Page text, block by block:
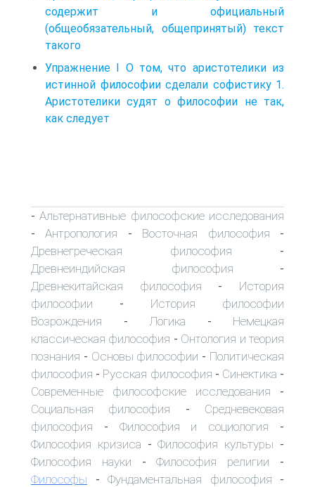
содержит и официальный
(общеобязательный, общепринятый) текст
такого
Упражнение I О том, что аристотелики из
истинной философии сделали софистику 1.
Аристотелики судят о философии не так,
как следует
-Альтернативные философские исследования
-Антропология - Восточная философия -
Древнегреческая философия -
Древнеиндийская философия -
Древнекитайская философия - История
философии - История философии
Возрождения - Логика - Немецкая
классическая философия - Онтология и теория
познания - Основы философии - Политическая
философия - Русская философия - Синектика -
Современные философские исследования -
Социальная философия - Средневековая
философия - Философия и социология -
Философия кризиса -Философия культуры -
Философия науки -Философия религии -
Философы - Фундаментальная философия -